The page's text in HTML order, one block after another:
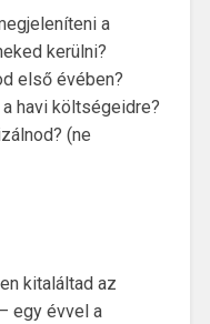
a
kerülni?
első évében?
havi költségeidre?
(ne
kitaláltad az
egy évvel a